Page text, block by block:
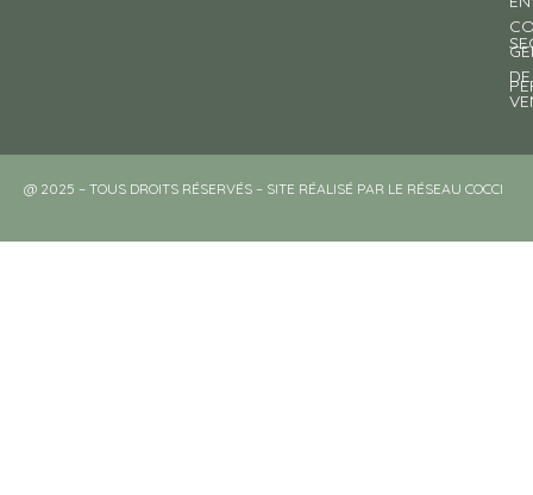
DE
@ 2025 – TOUS DROITS RÉSERVÉS – SITE RÉALISÉ PAR LE RÉSEAU COCCI